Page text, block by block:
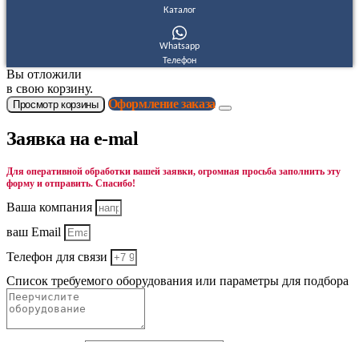
Каталог
Whatsapp
Телефон
Вы отложили
в свою корзину.
Просмотр корзины Оформление заказа
Заявка на e-mal
Для оперативной обработки вашей заявки, огромная просьба заполнить эту
форму и отправить. Спасибо!
Ваша компания
ваш Email
Телефон для связи
Список требуемого оборудования или параметры для подбора